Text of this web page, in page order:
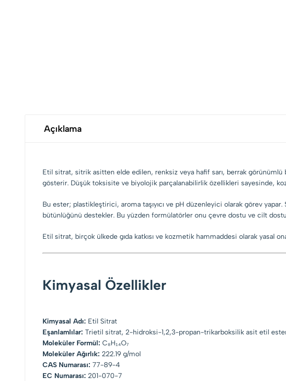
Açıklama
Etil sitrat, sitrik asitten elde edilen, renksiz veya hafif sarı, berrak görünümlü
gösterir. Düşük toksisite ve biyolojik parçalanabilirlik özellikleri sayesinde,
Bu ester; plastikleştirici, aroma taşıyıcı ve pH düzenleyici olarak görev
bütünlüğünü destekler. Bu yüzden formülatörler onu çevre dostu ve cilt
Etil sitrat, birçok ülkede gıda katkısı ve kozmetik hammaddesi olarak yasal
Kimyasal Özellikler
Kimyasal Adı: Etil Sitrat
Eşanlamlılar: Trietil sitrat, 2-hidroksi-1,2,3-propan-trikarboksilik asit etil
Moleküler Formül: C₈H₁₄O₇
Moleküler Ağırlık: 222.19 g/mol
CAS Numarası: 77-89-4
EC Numarası: 201-070-7